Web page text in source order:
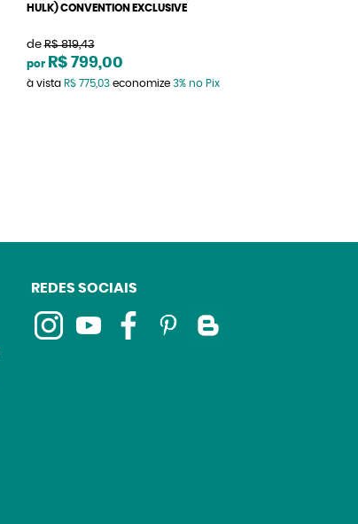
HULK) CONVENTION EXCLUSIVE
de R$ 819,43
por R$ 799,00
à vista R$ 775,03economize 3% no Pix
REDES SOCIAIS